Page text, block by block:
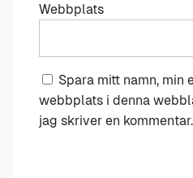
Webbplats
Spara mitt namn, min
webbplats i denna
jag skriver en kommentar.